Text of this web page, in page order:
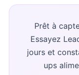
Prêt à
Essayez
jours et
ups